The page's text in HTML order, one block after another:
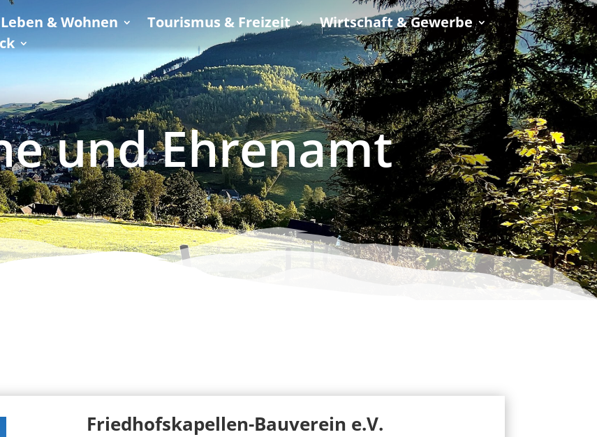
Leben & Wohnen Tourismus & Freizeit
Wirtschaft & Gewerbe
und Ehrenamt
Friedhofskapellen-Bauverein e.V.